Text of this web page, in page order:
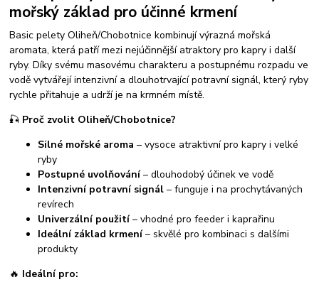
mořský základ pro účinné krmení
Basic pelety Oliheň/Chobotnice kombinují výrazná mořská
aromata, která patří mezi nejúčinnější atraktory pro kapry i další
ryby. Díky svému masovému charakteru a postupnému rozpadu ve
vodě vytvářejí intenzivní a dlouhotrvající potravní signál, který ryby
rychle přitahuje a udrží je na krmném místě.
🎣 Proč zvolit Oliheň/Chobotnice?
Silné mořské aroma – vysoce atraktivní pro kapry i velké
ryby
Postupné uvolňování– dlouhodobý účinek ve vodě
Intenzivní potravní signál – funguje i na prochytávaných
revírech
Univerzální použití– vhodné pro feeder i kaprařinu
Ideální základ krmení– skvělé pro kombinaci s dalšími
produkty
🔥 Ideální pro: